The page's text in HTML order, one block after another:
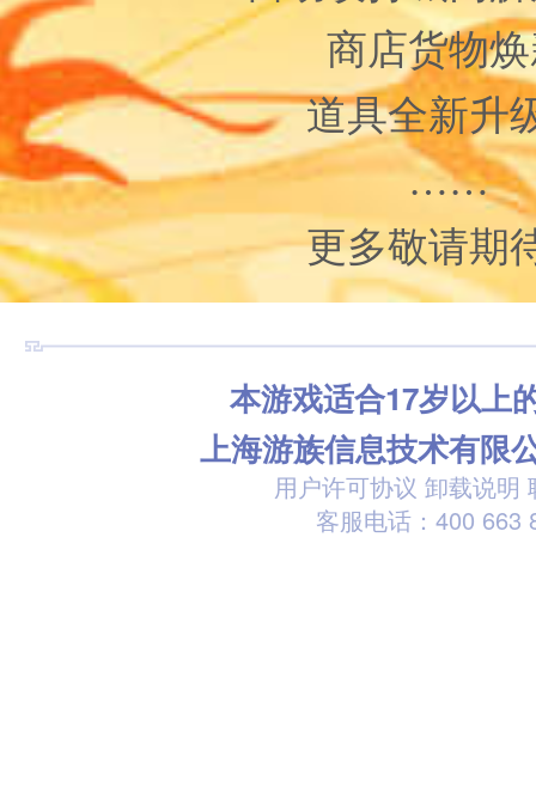
商店货物
道具全新升
……
更多敬请期
本游戏适合17岁以上
上海游族信息技术有限
用户许可协议 卸载说明
客服电话：400 663